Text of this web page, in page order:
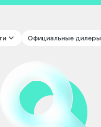
Официальные дилеры